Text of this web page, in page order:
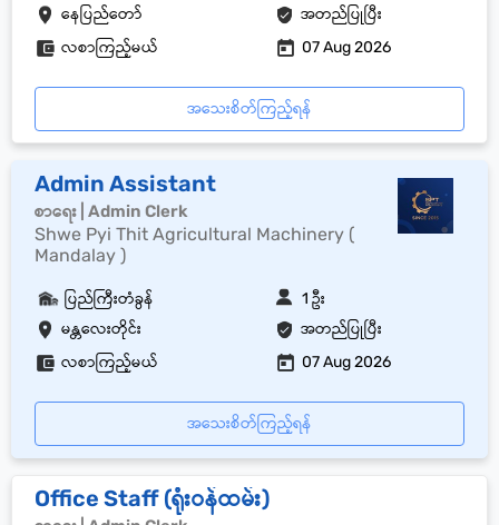
နေပြည်တော် အတည်ပြုပြီး
လစာကြည့်မယ် 07 Aug 2026
အသေးစိတ်ကြည့်ရန်
Admin Assistant
စာရေး | Admin Clerk
Shwe Pyi Thit Agricultural Machinery (
Mandalay )
မန္တလေးတိုင်း အတည်ပြုပြီး
ပြည်ကြီးတံခွန် 1 ဦး
လစာကြည့်မယ် 07 Aug 2026
အသေးစိတ်ကြည့်ရန်
Office Staff (ရုံးဝန်ထမ်း)